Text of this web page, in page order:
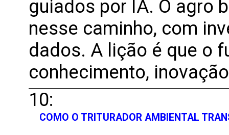
guiados por IA. O agro
nesse caminho, com
dados. A lição é que o
conhecimento,
10:
COMO O TRITURADOR AMBIENTAL